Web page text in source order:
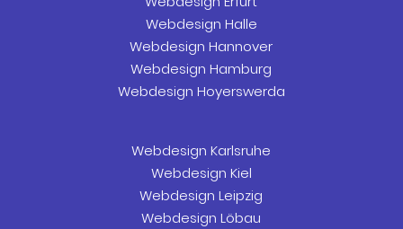
Webdesign Halle
Webdesign Hannover
Webdesign Hamburg
Webdesign Hoyerswerda
Webdesign Karlsruhe
Webdesign Kiel
Webdesign Leipzig
Webdesign Löbau